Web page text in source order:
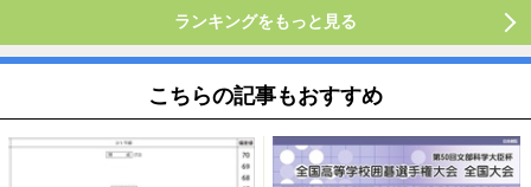
ランキングをもっと見る
こちらの記事もおすすめ